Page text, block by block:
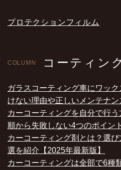
プロテクションフィルム
COLUMN コーティン
ガラスコーティング車にワッ
けない理由や正しいメンテナン
カーコーティングを自分で行
順から失敗しない4つのポイン
カーコーティング剤とは？選
選を紹介【2025年最新版】
カーコーティングは全部で6種